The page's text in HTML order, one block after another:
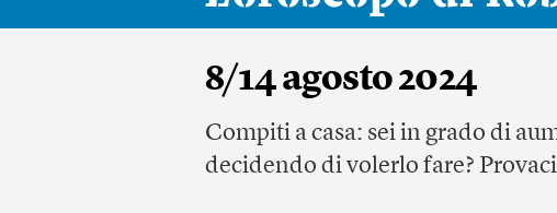
8/14 agosto 2024
Compiti a casa: sei in grado di
decidendo di volerlo fare?